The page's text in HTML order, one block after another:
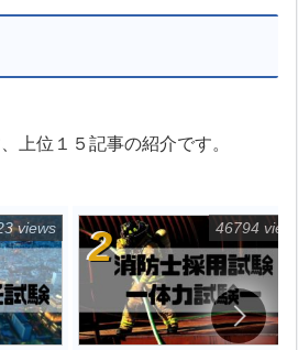
上位１５記事の紹介です。
views 46794